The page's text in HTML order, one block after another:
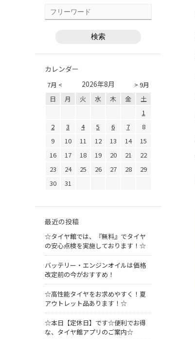
カレンダー
7月 < > 9月
2026年8月
日 月 火 水 木 金
土
1
2
3 4 5 6 7
8
9
10 11 12 13 14
15
16
17 18 19 20 21
22
23
24 25 26 27 28
29
30
31
最近の投稿
☆タイヤ館では、『無料』でタイヤ
の安心点検を実施しております！☆
バッテリー・エンジンオイルは価格
改定前の今がおすすめ！
☆高性能タイヤをお求めやすく！夏
アウトレット品あります！☆
☆本日【定休日】です☆便利でお得
な、タイヤ館アプリのご案内☆